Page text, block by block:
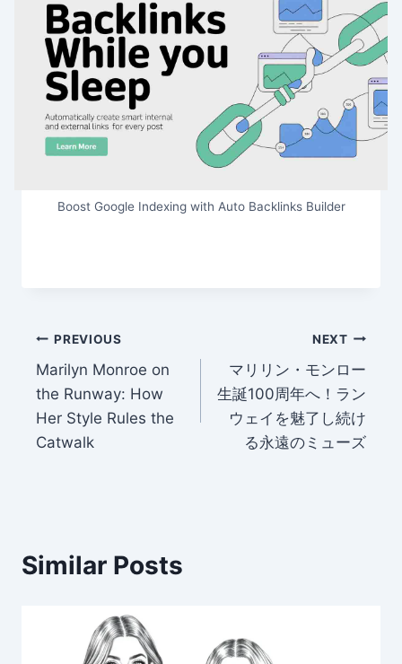
Boost Google Indexing with Auto Backlinks Builder
Post
navigation
PREVIOUS
Marilyn Monroe on
the Runway: How
Her Style Rules the
Catwalk
NEXT
マリリン・モンロー
生誕100周年へ！ラン
ウェイを魅了し続け
る永遠のミューズ
Similar Posts